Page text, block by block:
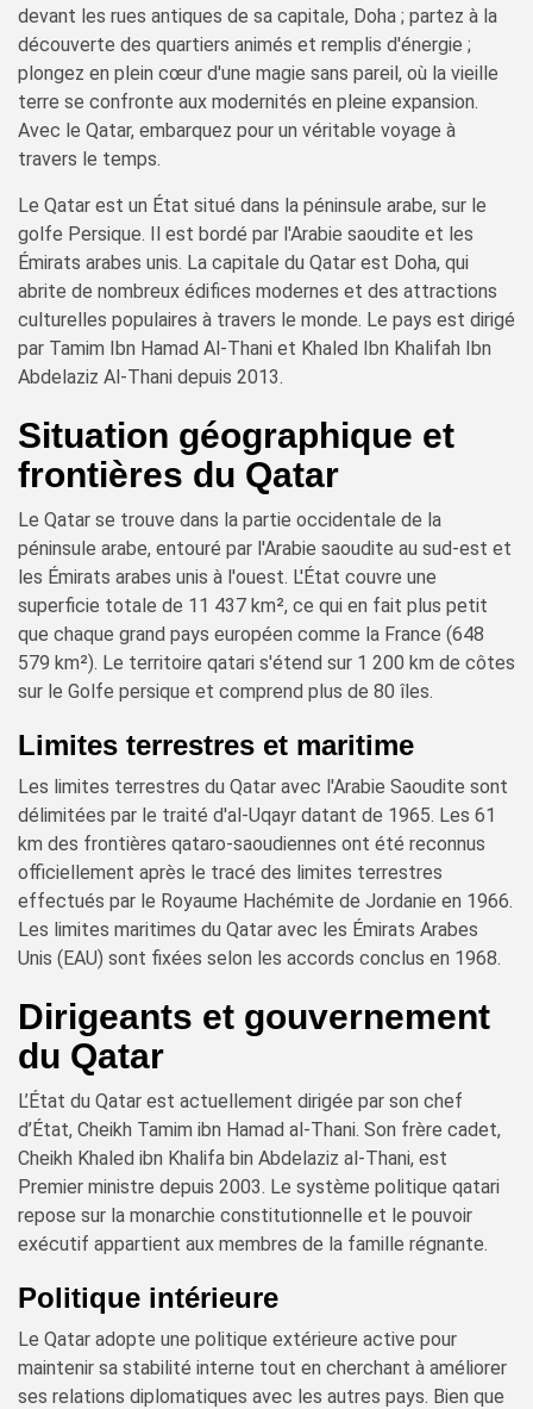
devant les rues antiques de sa capitale, Doha ; partez à la
découverte des quartiers animés et remplis d'énergie ;
plongez en plein cœur d'une magie sans pareil, où la vieille
terre se confronte aux modernités en pleine expansion.
Avec le Qatar, embarquez pour un véritable voyage à
travers le temps.
Le Qatar est un État situé dans la péninsule arabe, sur le
golfe Persique. Il est bordé par l'Arabie saoudite et les
Émirats arabes unis. La capitale du Qatar est Doha, qui
abrite de nombreux édifices modernes et des attractions
culturelles populaires à travers le monde. Le pays est dirigé
par Tamim Ibn Hamad Al-Thani et Khaled Ibn Khalifah Ibn
Abdelaziz Al-Thani depuis 2013.
Situation géographique et
frontières du Qatar
Le Qatar se trouve dans la partie occidentale de la
péninsule arabe, entouré par l'Arabie saoudite au sud-est et
les Émirats arabes unis à l'ouest. L'État couvre une
superficie totale de 11 437 km², ce qui en fait plus petit
que chaque grand pays européen comme la France (648
579 km²). Le territoire qatari s'étend sur 1 200 km de côtes
sur le Golfe persique et comprend plus de 80 îles.
Limites terrestres et maritime
Les limites terrestres du Qatar avec l'Arabie Saoudite sont
délimitées par le traité d'al-Uqayr datant de 1965. Les 61
km des frontières qataro-saoudiennes ont été reconnus
officiellement après le tracé des limites terrestres
effectués par le Royaume Hachémite de Jordanie en 1966.
Les limites maritimes du Qatar avec les Émirats Arabes
Unis (EAU) sont fixées selon les accords conclus en 1968.
Dirigeants et gouvernement
du Qatar
L’État du Qatar est actuellement dirigée par son chef
d’État, Cheikh Tamim ibn Hamad al-Thani. Son frère cadet,
Cheikh Khaled ibn Khalifa bin Abdelaziz al-Thani, est
Premier ministre depuis 2003. Le système politique qatari
repose sur la monarchie constitutionnelle et le pouvoir
exécutif appartient aux membres de la famille régnante.
Politique intérieure
Le Qatar adopte une politique extérieure active pour
maintenir sa stabilité interne tout en cherchant à améliorer
ses relations diplomatiques avec les autres pays. Bien que